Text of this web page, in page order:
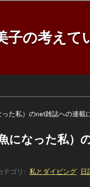
子の考えて
た私）のnet雑誌への連載
になった私）
テゴリ: 私とダイビング 日